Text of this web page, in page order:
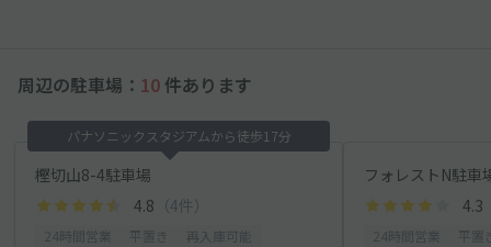
周辺の駐車場： 10 件あります
パナソニックスタジアムから徒歩17分
樫切山8-4駐車場
4.8 （4件）
フォレストN駐車
4.3